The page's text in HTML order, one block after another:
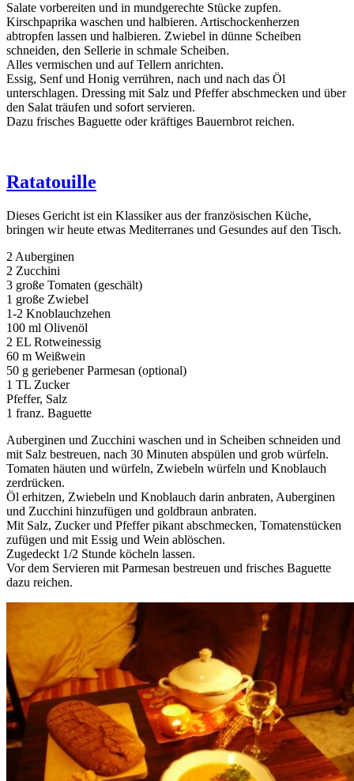
Salate vorbereiten und in mundgerechte Stücke zupfen.
Kirschpaprika waschen und halbieren. Artischockenherzen
abtropfen lassen und halbieren. Zwiebel in dünne Scheiben
schneiden, den Sellerie in schmale Scheiben.
Alles vermischen und auf Tellern anrichten.
Essig, Senf und Honig verrühren, nach und nach das Öl
unterschlagen. Dressing mit Salz und Pfeffer abschmecken und über
den Salat träufen und sofort servieren.
Dazu frisches Baguette oder kräftiges Bauernbrot reichen.
Ratatouille
Dieses Gericht ist ein Klassiker aus der französischen Küche,
bringen wir heute etwas Mediterranes und Gesundes auf den Tisch.
2 Auberginen
2 Zucchini
3 große Tomaten (geschält)
1 große Zwiebel
1-2 Knoblauchzehen
100 ml Olivenöl
2 EL Rotweinessig
60 m Weißwein
50 g geriebener Parmesan (optional)
1 TL Zucker
Pfeffer, Salz
1 franz. Baguette
Auberginen und Zucchini waschen und in Scheiben schneiden und
mit Salz bestreuen, nach 30 Minuten abspülen und grob würfeln.
Tomaten häuten und würfeln, Zwiebeln würfeln und Knoblauch
zerdrücken.
Öl erhitzen, Zwiebeln und Knoblauch darin anbraten, Auberginen
und Zucchini hinzufügen und goldbraun anbraten.
Mit Salz, Zucker und Pfeffer pikant abschmecken, Tomatenstücken
zufügen und mit Essig und Wein ablöschen.
Zugedeckt 1/2 Stunde köcheln lassen.
Vor dem Servieren mit Parmesan bestreuen und frisches Baguette
dazu reichen.